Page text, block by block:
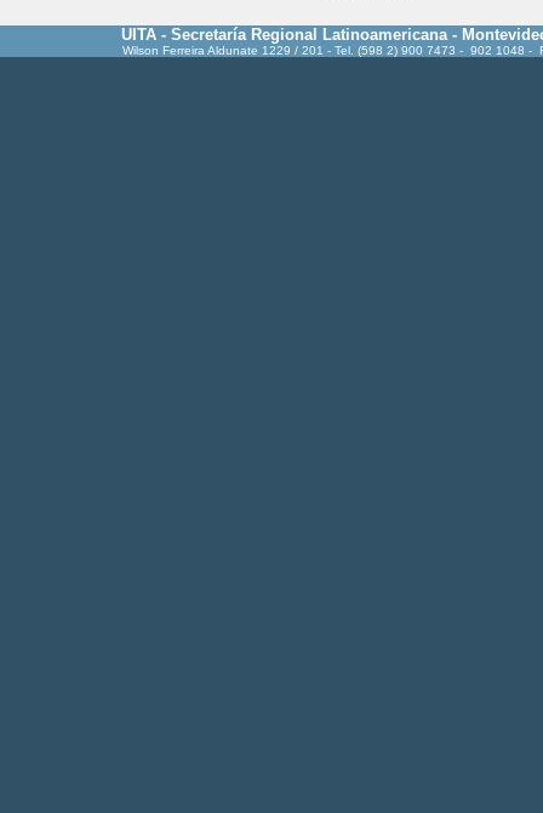
UITA - Secretaría Regional Latinoamericana -
Wilson Ferreira Aldunate 1229 / 201 - Tel. (598 2) 900 7473 - 902 1048 -